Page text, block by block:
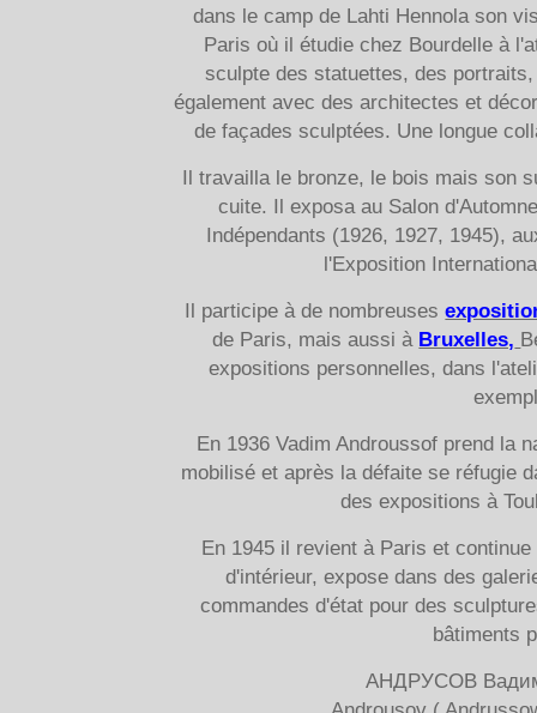
dans le camp de Lahti Hennola son
Paris où il étudie chez Bourdelle à
sculpte des statuettes, des
également avec des architectes et
de façades sculptées. Une longue
Il travailla le bronze, le bois mais son
cuite. Il exposa au Salon
Indépendants (1926, 1927, 1945),
l'Exposition
Il participe à de nombreuses
de Paris, mais aussi à Bruxelles,
expositions personnelles, dans
En 1936 Vadim Androussof prend la
mobilisé et après la défaite se réfugie
des expositions à
En 1945 il revient à Paris et
d'intérieur, expose dans des
commandes d'état pour des
bâtiments
АНДРУСОВ